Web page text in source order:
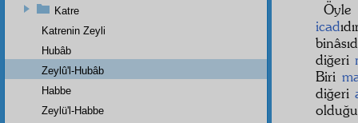
icad
diğeri
Biri
diğeri
Katre
Katrenin Zeyli
Hubâb
Zeylû'l-Hubâb
Habbe
Zeylü'l-Habbe